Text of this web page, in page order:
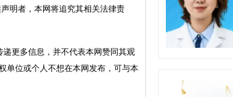
明者，本网将追究其相关法律责
更多信息，并不代表本网赞同其观
单位或个人不想在本网发布，可与本